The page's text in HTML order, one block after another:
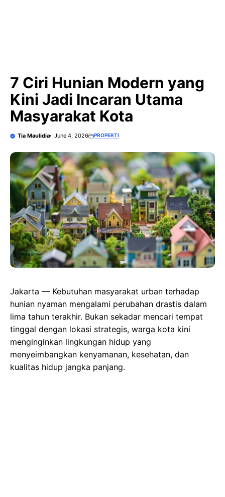
7 Ciri Hunian Modern yang
Kini Jadi Incaran Utama
Masyarakat Kota
Tia Maulidia June 4, 2026 PROPERTI
Jakarta — Kebutuhan masyarakat urban terhadap
hunian nyaman mengalami perubahan drastis dalam
lima tahun terakhir. Bukan sekadar mencari tempat
tinggal dengan lokasi strategis, warga kota kini
menginginkan lingkungan hidup yang
menyeimbangkan kenyamanan, kesehatan, dan
kualitas hidup jangka panjang.